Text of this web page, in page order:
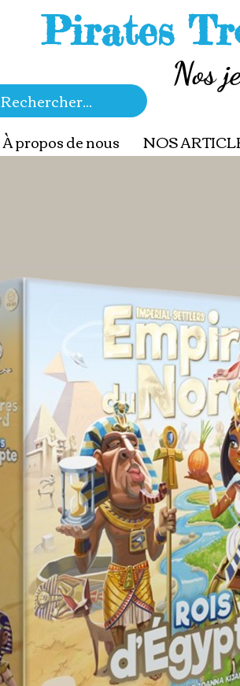
Pirates
Nos
Rechercher...
À propos de nous NOS